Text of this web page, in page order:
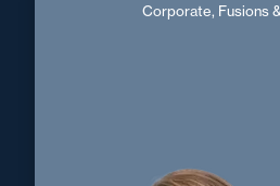
Corporate, Fusions
Camille
Corporate, Fusions &